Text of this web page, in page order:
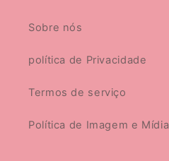
Sobre nós
política de Privacidade
Termos de serviço
Política de Imagem e Mídia